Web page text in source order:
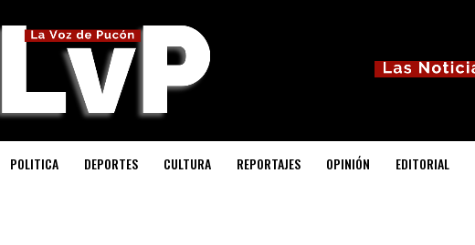
POLITICA DEPORTES CULTURA REPORTAJES OPINIÓN EDITORIAL